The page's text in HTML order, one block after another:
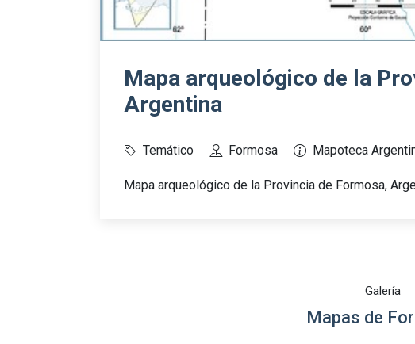
Mapa arqueológico de la
Argentina
Temático Formosa Mapoteca
Mapa arqueológico de la Provincia de Formosa,
Galería
Mapas de